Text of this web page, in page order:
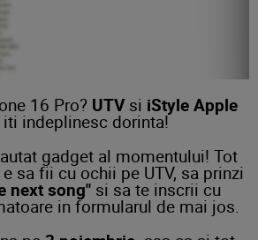
16 Pro? UTVsi iStyle Apple
iti indeplinesc dorinta!
gadget al momentului! Tot
sa fii cu ochii pe UTV, sa prinzi
next song" si sa te inscrii cu
in formularul de mai jos.